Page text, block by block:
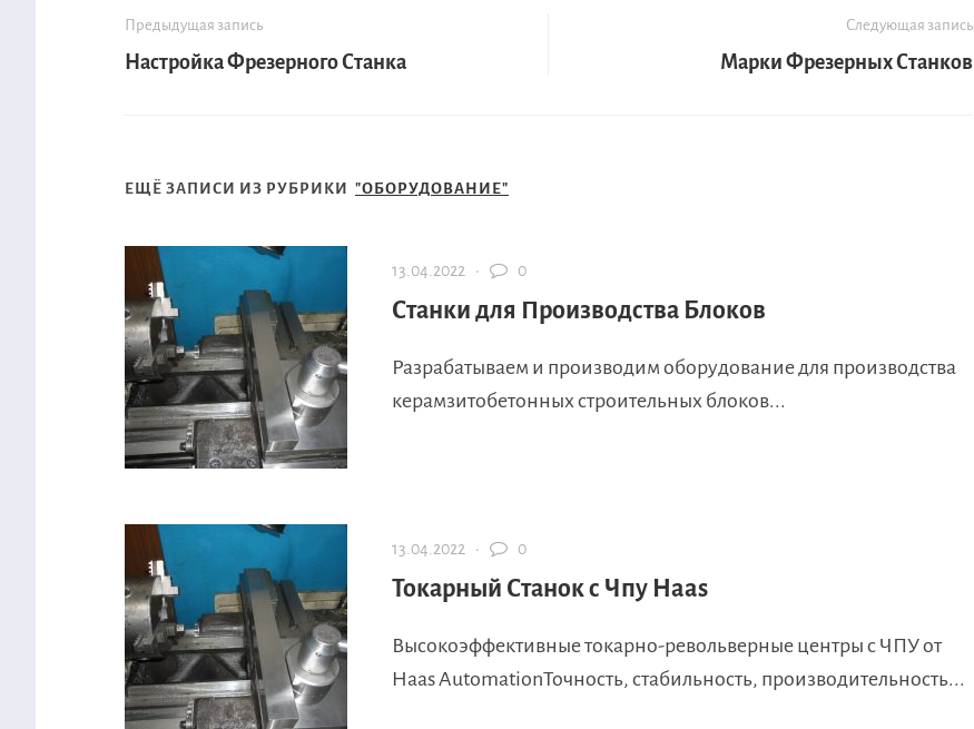
Предыдущая запись
Настройка Фрезерного Станка
Следующая запись
Марки Фрезерных Станков
ЕЩЁ ЗАПИСИ ИЗ РУБРИКИ "ОБОРУДОВАНИЕ"
13.04.2022 · 0
Станки для Производства Блоков
Разрабатываем и производим оборудование для производства
керамзитобетонных строительных блоков...
13.04.2022 · 0
Токарный Станок с Чпу Haas
Высокоэффективные токарно-револьверные центры с ЧПУ от
Haas AutomationТочность, стабильность, производительность...